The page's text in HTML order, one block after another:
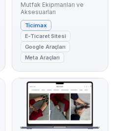
Mutfak Ekipmanları ve
Aksesuarları
Ticimax
E-Ticaret Sitesi
Google Araçları
Meta Araçları